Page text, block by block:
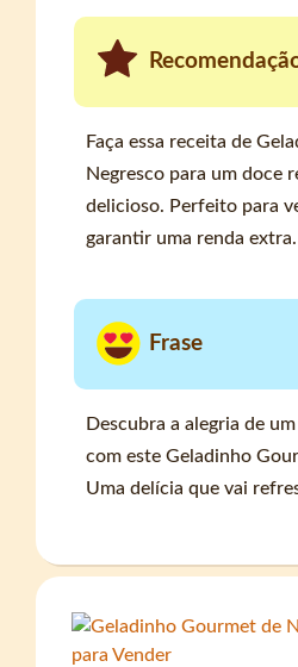
Faça essa receita de
Negresco para um doce
delicioso. Perfeito para
garantir uma renda extra.
Frase
Descubra a alegria de
com este Geladinho
Uma delícia que vai